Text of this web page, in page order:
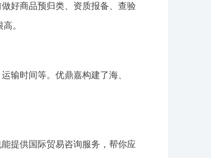
好商品预归类、资质报备、查验
。
输时间等。优鼎嘉构建了海、
提供国际贸易咨询服务，帮你应